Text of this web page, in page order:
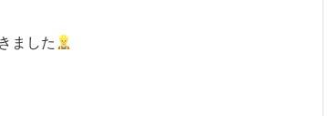
ました